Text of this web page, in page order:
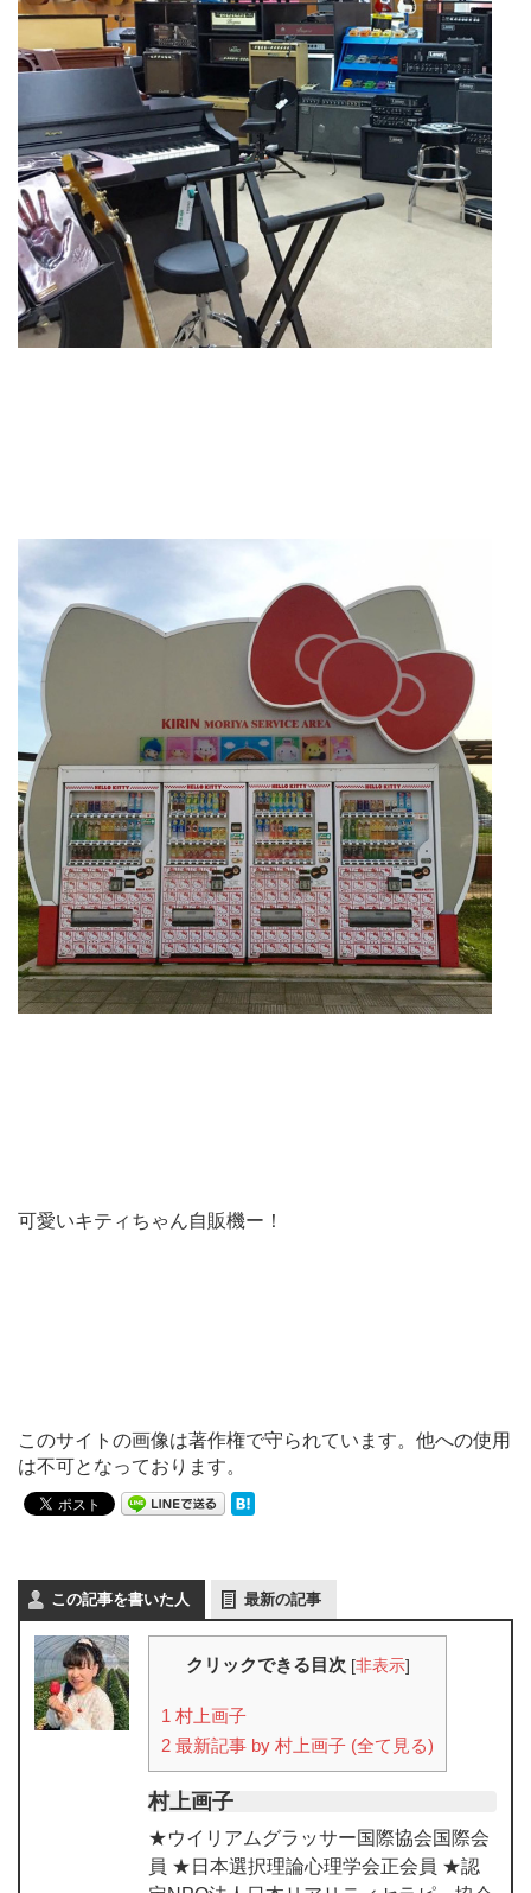
可愛いキティちゃん自販機ー！
このサイトの画像は著作権で守られています。他への使用
は不可となっております。
この記事を書いた人 最新の記事
クリックできる目次 [非表示]
1 村上画子
2 最新記事 by 村上画子 (全て見る)
村上画子
★ウイリアムグラッサー国際協会国際会
員 ★日本選択理論心理学会正会員 ★認